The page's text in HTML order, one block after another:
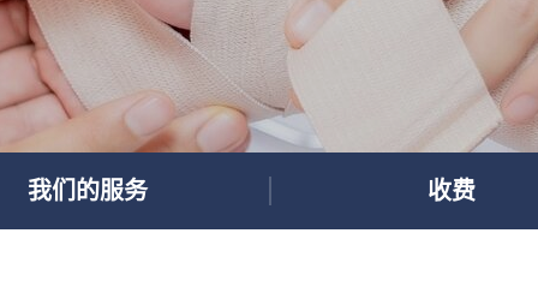
我们的服务 收费